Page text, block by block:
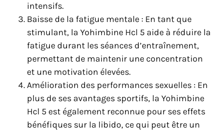
intensifs.
Baisse de la fatigue mentale : En tant que
stimulant, la Yohimbine Hcl 5 aide à réduire la
fatigue durant les séances d’entraînement,
permettant de maintenir une concentration
et une motivation élevées.
Amélioration des performances sexuelles : En
plus de ses avantages sportifs, la Yohimbine
Hcl 5 est également reconnue pour ses effets
bénéfiques sur la libido, ce qui peut être un